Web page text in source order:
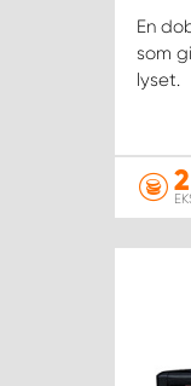
En
som
lyset.